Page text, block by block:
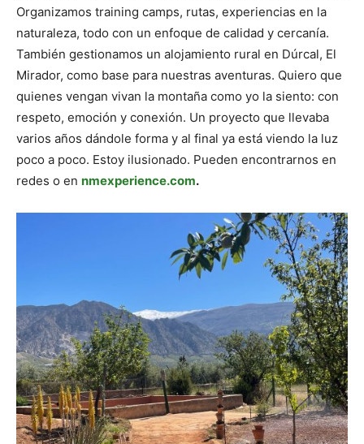
Organizamos training camps, rutas, experiencias en la
naturaleza, todo con un enfoque de calidad y cercanía.
También gestionamos un alojamiento rural en Dúrcal, El
Mirador, como base para nuestras aventuras. Quiero que
quienes vengan vivan la montaña como yo la siento: con
respeto, emoción y conexión. Un proyecto que llevaba
varios años dándole forma y al final ya está viendo la luz
poco a poco. Estoy ilusionado. Pueden encontrarnos en
redes o en nmexperience.com.